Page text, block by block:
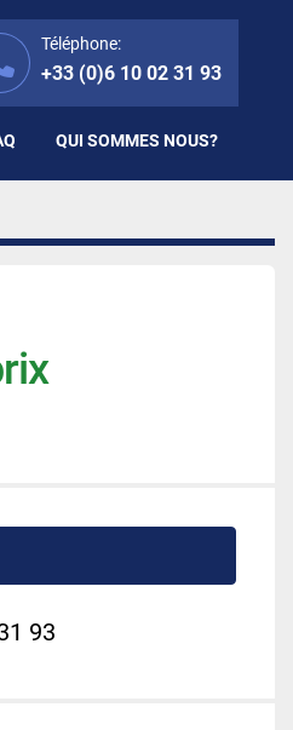
Téléphone:
+33 (0)6 10 02 31 93
QUI SOMMES NOUS?
93